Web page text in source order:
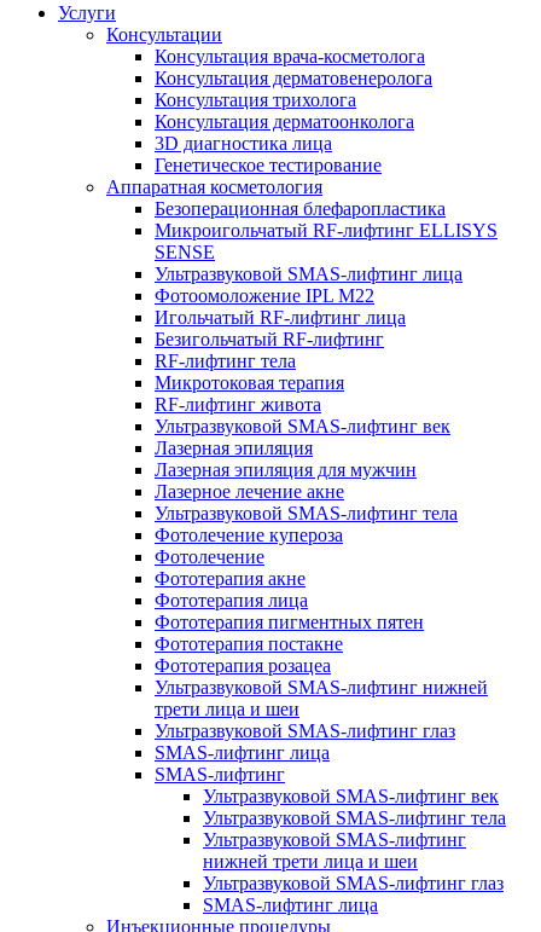
Услуги
Консультации
Консультация врача-косметолога
Консультация дерматовенеролога
Консультация трихолога
Консультация дерматоонколога
3D диагностика лица
Генетическое тестирование
Аппаратная косметология
Безоперационная блефаропластика
Микроигольчатый RF-лифтинг ELLISYS
SENSE
Ультразвуковой SMAS-лифтинг лица
Фотоомоложение IPL M22
Игольчатый RF-лифтинг лица
Безигольчатый RF-лифтинг
RF-лифтинг тела
Микротоковая терапия
RF-лифтинг живота
Ультразвуковой SMAS-лифтинг век
Лазерная эпиляция
Лазерная эпиляция для мужчин
Лазерное лечение акне
Ультразвуковой SMAS-лифтинг тела
Фотолечение купероза
Фотолечение
Фототерапия акне
Фототерапия лица
Фототерапия пигментных пятен
Фототерапия постакне
Фототерапия розацеа
Ультразвуковой SMAS-лифтинг нижней
трети лица и шеи
Ультразвуковой SMAS-лифтинг глаз
SMAS-лифтинг лица
SMAS-лифтинг
Ультразвуковой SMAS-лифтинг век
Ультразвуковой SMAS-лифтинг тела
Ультразвуковой SMAS-лифтинг
нижней трети лица и шеи
Ультразвуковой SMAS-лифтинг глаз
SMAS-лифтинг лица
Инъекционные процедуры